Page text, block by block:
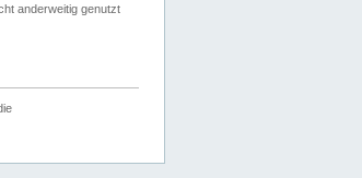
anderweitig genutzt